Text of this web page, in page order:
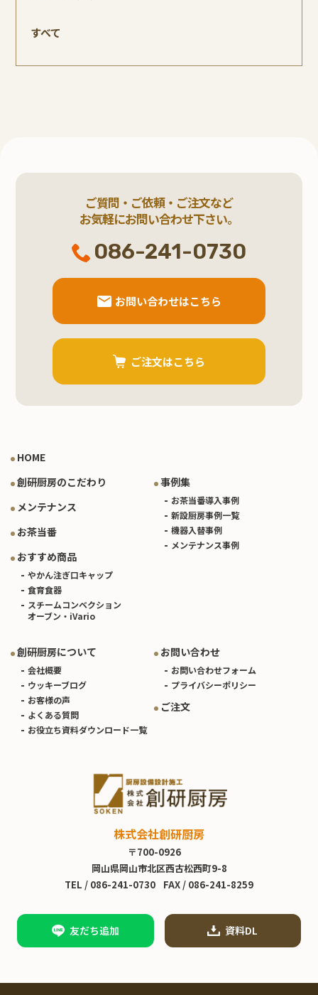
すべて
ご質問・ご依頼・ご注文など
お気軽にお問い合わせ下さい。
086-241-0730
お問い合わせはこちら
ご注文はこちら
HOME
創研厨房のこだわり
メンテナンス
お茶当番
おすすめ商品
やかん注ぎ口キャップ
食育食器
スチームコンベクション
オーブン・iVario
事例集
お茶当番導入事例
新設厨房事例一覧
機器入替事例
メンテナンス事例
創研厨房について
会社概要
ウッキーブログ
お客様の声
よくある質問
お役立ち資料ダウンロード一覧
お問い合わせ
お問い合わせフォーム
プライバシーポリシー
ご注文
株式会社創研厨房
〒700-0926
岡山県岡山市北区西古松西町9-8
TEL / 086-241-0730 FAX / 086-241-8259
友だち追加 資料DL